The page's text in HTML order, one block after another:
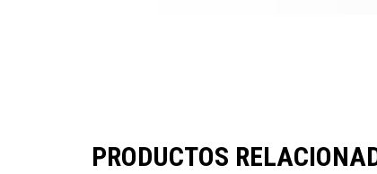
PRODUCTOS